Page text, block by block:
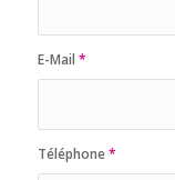
E-Mail *
Téléphone*